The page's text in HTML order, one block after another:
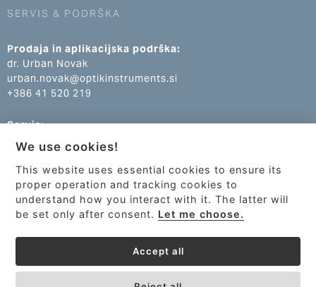
SERVIS & PODRŠKA
Prodaja in aplikacijska podrška:
dr. Urban Novak
urban.novak@optikinstruments.si
+386 41 520 219
Servis:
Klemen Žumer
klemen.zumer@optikinstruments.si
+386 70 688 269
We use cookies!
This website uses essential cookies to ensure its
proper operation and tracking cookies to
understand how you interact with it. The latter will
be set only after consent. Let me choose.
Accept all